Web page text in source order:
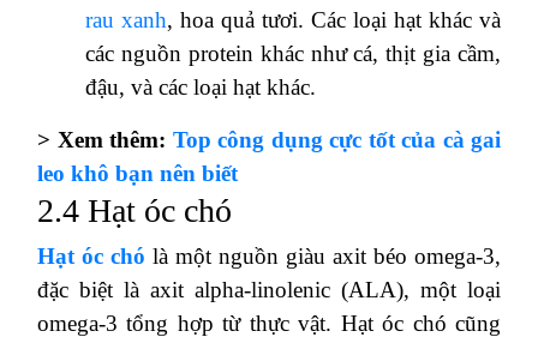
rau xanh, hoa quả tươi. Các loại hạt khác và
các nguồn protein khác như cá, thịt gia cầm,
đậu, và các loại hạt khác.
> Xem thêm: Top công dụng cực tốt của cà gai
leo khô bạn nên biết
2.4 Hạt óc chó
Hạt óc chó là một nguồn giàu axit béo omega-3,
đặc biệt là axit alpha-linolenic (ALA), một loại
omega-3 tổng hợp từ thực vật. Hạt óc chó cũng